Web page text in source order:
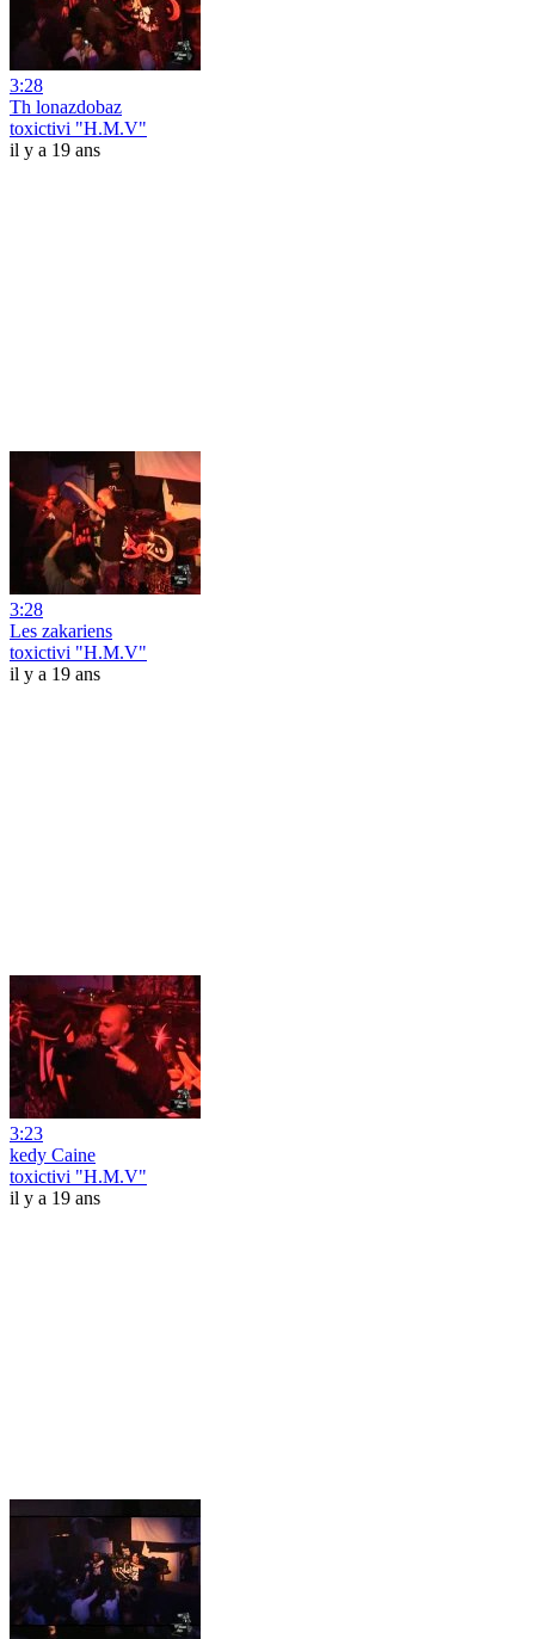
3:28
Th lonazdobaz
toxictivi "H.M.V"
il y a 19 ans
3:28
Les zakariens
toxictivi "H.M.V"
il y a 19 ans
3:23
kedy Caine
toxictivi "H.M.V"
il y a 19 ans